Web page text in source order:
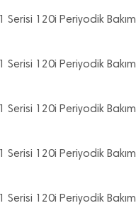
Serisi 120i Periyodik Bakım
Serisi 120i Periyodik Bakım
Serisi 120i Periyodik Bakım
Serisi 120i Periyodik Bakım
Serisi 120i Periyodik Bakım